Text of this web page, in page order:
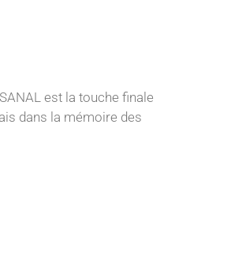
est la touche finale
dans la mémoire des